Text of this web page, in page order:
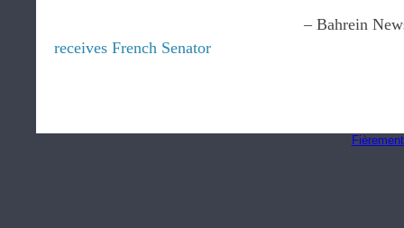
– Bahrein
receives French Senator